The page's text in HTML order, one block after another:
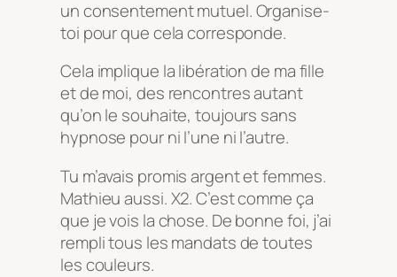
un consentement mutuel. Organise-
toi pour que cela corresponde.
Cela implique la libération de ma fille
et de moi, des rencontres autant
qu’on le souhaite, toujours sans
hypnose pour ni l’une ni l’autre.
Tu m’avais promis argent et femmes.
Mathieu aussi. X2. C’est comme ça
que je vois la chose. De bonne foi, j’ai
rempli tous les mandats de toutes
les couleurs.